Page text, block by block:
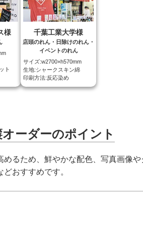
様
ト
千葉工業大学様
店頭のれん・日除けのれん・
イベントのれん
サイズ:w2700×h570mm
生地:シャークスキン綿
印刷方法:反応染め
ーダーのポイント
るため、鮮やかな配色、写真画像や
おすすめです。